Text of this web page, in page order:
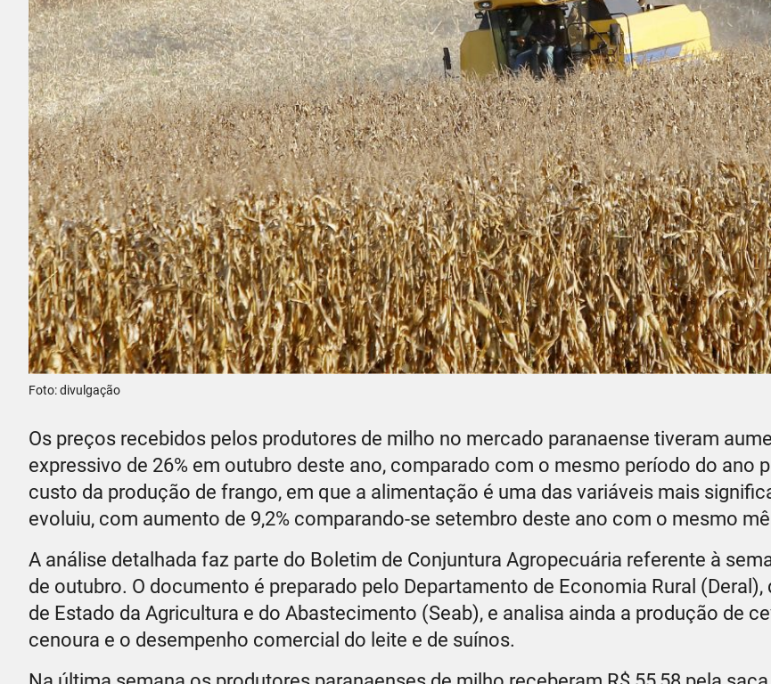
Foto: divulgação
Os preços recebidos pelos produtores de milho no mercado paranaense tiveram
expressivo de 26% em outubro deste ano, comparado com o mesmo período do ano
custo da produção de frango, em que a alimentação é uma das variáveis mais
evoluiu, com aumento de 9,2% comparando-se setembro deste ano com o mesmo
A análise detalhada faz parte do Boletim de Conjuntura Agropecuária referente à
de outubro. O documento é preparado pelo Departamento de Economia Rural (Deral),
de Estado da Agricultura e do Abastecimento (Seab), e analisa ainda a produção de
cenoura e o desempenho comercial do leite e de suínos.